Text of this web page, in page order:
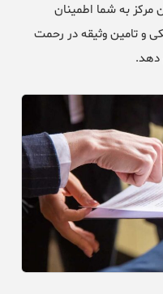
مرکز به شما اطمینان
و تامین وثیقه در رحمت
دهد.